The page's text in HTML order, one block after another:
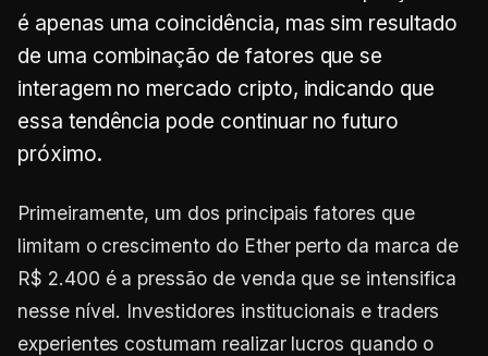
é apenas uma coincidência, mas sim resultado
de uma combinação de fatores que se
interagem no mercado cripto, indicando que
essa tendência pode continuar no futuro
próximo.
Primeiramente, um dos principais fatores que
limitam o crescimento do Ether perto da marca de
R$ 2.400 é a pressão de venda que se intensifica
nesse nível. Investidores institucionais e traders
experientes costumam realizar lucros quando o